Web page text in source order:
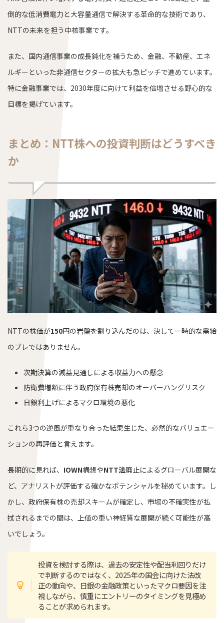
倒的な低消費電力と大容量通信で解決する革命的な技術であり、
NTTの未来を担う中核事業です。
また、国内通信事業の成長鈍化を補うため、金融、不動産、エネ
ルギーといった非通信セクターの拡大も急ピッチで進めています。
特に金融事業では、2030年度に向けて利益を倍増させる野心的な
目標を掲げています。
まとめ：NTT株への投資判断はどうすべき
か
NTTの株価が150円の岩盤を割り込んだのは、決して一時的な需給
のブレではありません。
次期決算の減益見通しによる収益力への懸念
防衛費増額に伴う政府保有株売却のオーバーハングリスク
日銀利上げによるマクロ環境の悪化
これら3つの逆風が重なり合った結果生じた、必然的なバリュエー
ションの再評価と言えます。
長期的に見れば、 IOWN構想やNTT法廃止によるグローバル展開な
ど、アナリストが評価する確かなポテンシャルを秘めています。し
かし、政府保有株の売却スキームが確定し、市場の不確実性が払
拭されるまでの間は、上値の重い神経質な展開が続く可能性が高
いでしょう。
投資を検討する際は、過去の安定性や配当利回りだけ
で判断するのではなく、2025年の国会に向けた法改
正の動向や、日銀の金融政策といったマクロ要因を注
視しながら、慎重にエントリーのタイミングを見極め
ることが求められます。